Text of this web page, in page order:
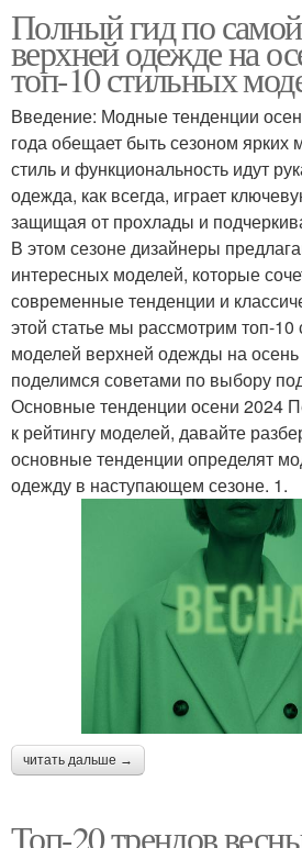
Полный гид по
верхней одежде на
топ-10 стильных
Введение: Модные тенденции
года обещает быть сезоном
стиль и функциональность идут
одежда, как всегда, играет
защищая от прохлады и
В этом сезоне дизайнеры
интересных моделей, которые
современные тенденции и
этой статье мы рассмотрим топ-
моделей верхней одежды на осень
поделимся советами по выбору
Основные тенденции осени 2024
к рейтингу моделей, давайте
основные тенденции определят
одежду в наступающем сезоне. 1.
читать дальше →
Топ-20 трендов